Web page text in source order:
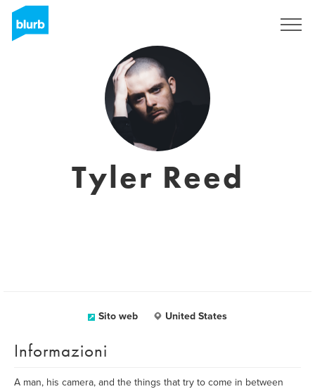
Tyler Reed
Sito web United States
Informazioni
A man, his camera, and the things that try to come in between